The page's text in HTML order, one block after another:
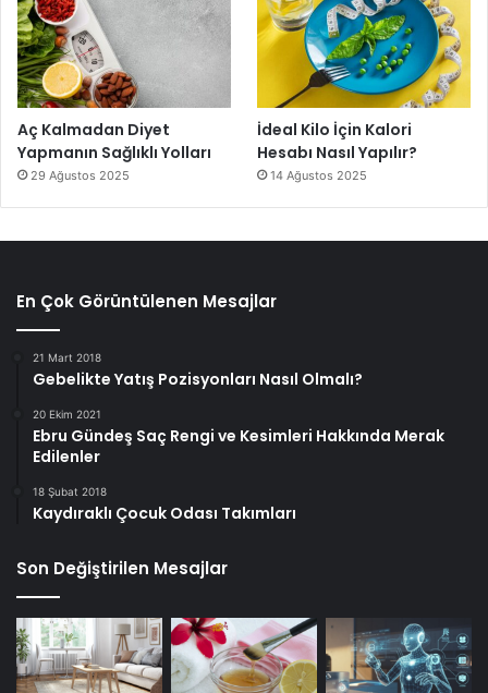
Aç Kalmadan Diyet
Yapmanın Sağlıklı Yolları
29 Ağustos 2025
İdeal Kilo İçin Kalori
Hesabı Nasıl Yapılır?
14 Ağustos 2025
En Çok Görüntülenen Mesajlar
21 Mart 2018
Gebelikte Yatış Pozisyonları Nasıl Olmalı?
20 Ekim 2021
Ebru Gündeş Saç Rengi ve Kesimleri Hakkında Merak
Edilenler
18 Şubat 2018
Kaydıraklı Çocuk Odası Takımları
Son Değiştirilen Mesajlar